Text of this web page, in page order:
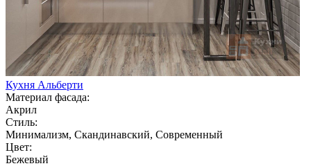
Кухня Альберти
Материал фасада:
Акрил
Стиль:
Минимализм, Скандинавский, Современный
Цвет:
Бежевый